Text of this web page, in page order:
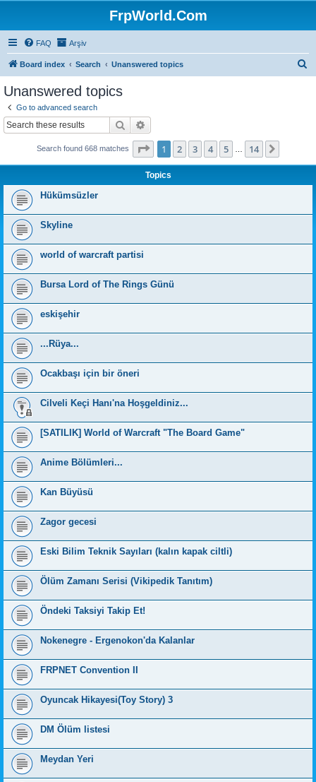
FrpWorld.Com
FAQ Arşiv
Board index Search Unanswered topics
Unanswered topics
Go to advanced search
Search
Search found 668 matches Page 1of 14
1 2 3 4 5 14
Topics
Hükümsüzler
Skyline
world of warcraft partisi
Bursa Lord of The Rings Günü
eskişehir
...Rüya...
Ocakbaşı için bir öneri
Cilveli Keçi Hanı'na Hoşgeldiniz...
[SATILIK] World of Warcraft "The Board Game"
Anime Bölümleri...
Kan Büyüsü
Zagor gecesi
Eski Bilim Teknik Sayıları (kalın kapak ciltli)
Ölüm Zamanı Serisi (Vikipedik Tanıtım)
Öndeki Taksiyi Takip Et!
Nokenegre - Ergenokon'da Kalanlar
FRPNET Convention II
Oyuncak Hikayesi(Toy Story) 3
DM Ölüm listesi
Meydan Yeri